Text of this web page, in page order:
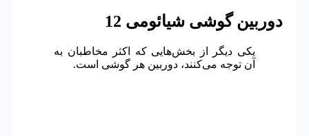
دوربین گوشی شیائومی 12
یکی دیگر از بخش‌هایی که اکثر مخاطبان به
آن توجه می‌کنند، دوربین هر گوشی است.